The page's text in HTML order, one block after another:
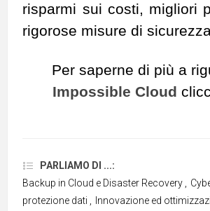
risparmi sui costi, migliori
rigorose misure di
Per saperne di più a
Impossible Cloud
PARLIAMO DI ...:
Backup in Cloud e Disaster Recovery
protezione dati
Innovazione ed